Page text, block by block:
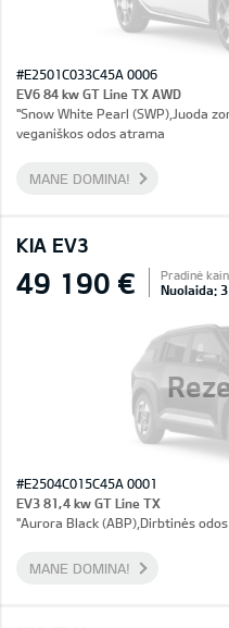
#E2501C033C45A 0006
EV6 84 kw GT Line TX AWD
"Snow White Pearl (SWP),Juoda
veganiškos odos atrama
MANE DOMINA!
KIA EV3
49 190 € Pradinė
Nuolaida:
#E2504C015C45A 0001
EV3 81,4 kw GT Line TX
"Aurora Black (ABP),Dirbtinės
MANE DOMINA!